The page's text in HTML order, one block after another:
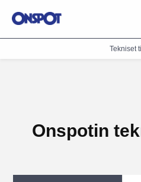
Tekniset
Onspotin